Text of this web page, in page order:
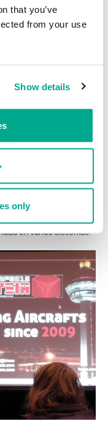
that you’ve
from your use
Show details
only
de Hugo Teso sobre la
modificar casi
en varios sistemas.